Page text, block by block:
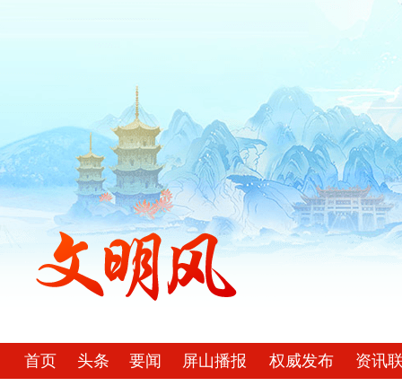
首页 头条 要闻 屏山播报 权威发布 资讯